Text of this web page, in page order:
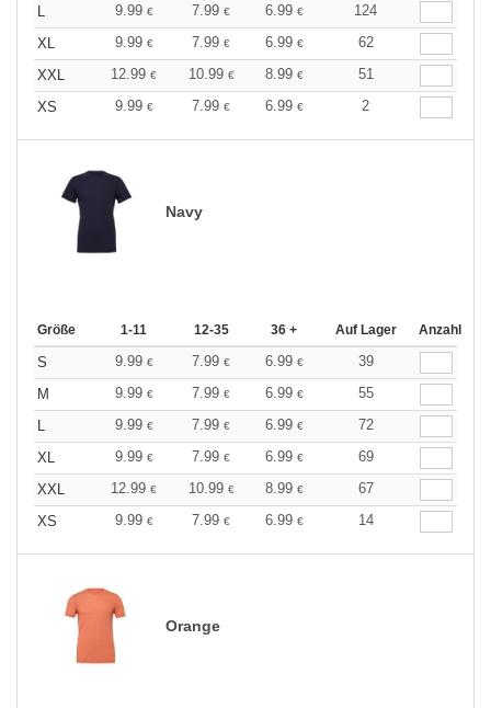
L
9.99 € 7.99 € 6.99 €
124
XL
9.99 € 7.99 € 6.99 €
62
XXL
12.99 € 10.99 € 8.99 €
51
XS
9.99 € 7.99 € 6.99 € 2
Navy
Größe 1-11 12-35 36 + Auf Lager Anzahl
S 9.99 € 7.99 € 6.99 €
39
M
9.99 € 7.99 € 6.99 €
55
L
9.99 € 7.99 € 6.99 €
72
XL
9.99 € 7.99 € 6.99 €
69
XXL
12.99 € 10.99 € 8.99 €
67
XS
9.99 € 7.99 € 6.99 € 14
Orange